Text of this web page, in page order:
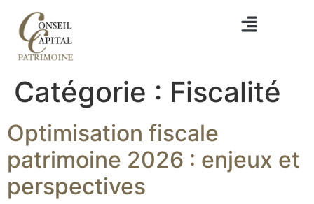
Catégorie : Fiscalité
Optimisation fiscale
patrimoine 2026 : enjeux et
perspectives